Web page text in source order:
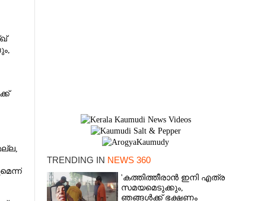
TRENDING IN NEWS 360
'കത്തിത്തീരാൻ ഇനി എത്ര
സമയമെടുക്കും,
ഞങ്ങൾക്ക് ഭക്ഷണം
×